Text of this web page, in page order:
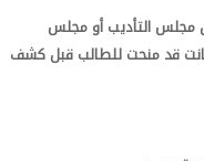
مجلس التأديب أو مجلس
كانت قد منحت للطالب قبل كشف